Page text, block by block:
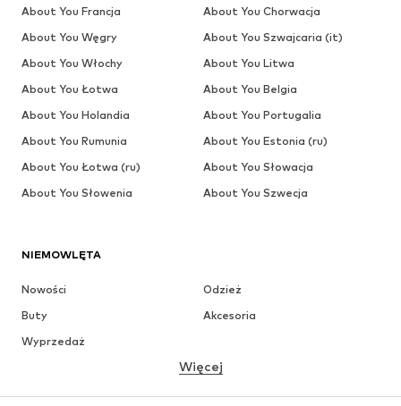
NIEMOWLĘTA
Nowości
Odzież
Buty
Akcesoria
Wyprzedaż
Więcej
About You Francja
About You Chorwacja
About You Węgry
About You Szwajcaria (it)
About You Włochy
About You Litwa
About You Łotwa
About You Belgia
About You Holandia
About You Portugalia
About You Rumunia
About You Estonia (ru)
About You Łotwa (ru)
About You Słowacja
About You Słowenia
About You Szwecja